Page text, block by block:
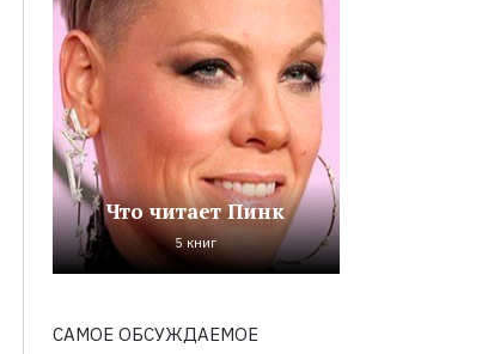
Что читает Пинк
5 книг
САМОЕ ОБСУЖДАЕМОЕ